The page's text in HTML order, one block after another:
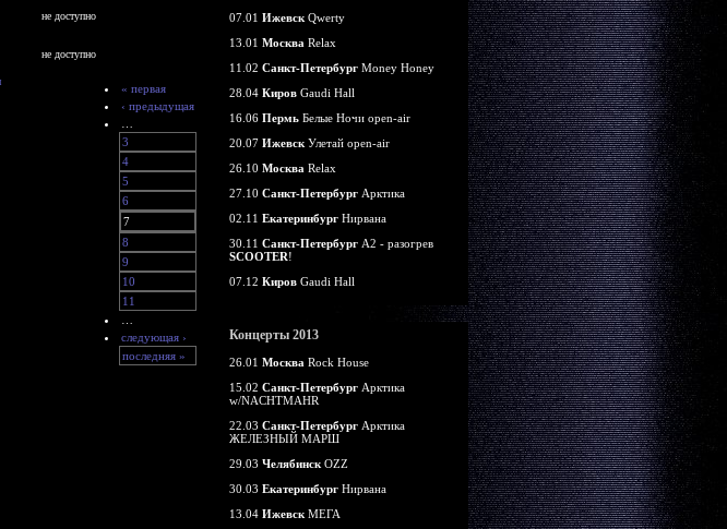
не доступно
не доступно
« первая
‹ предыдущая
3
4
5
6
7
8
9
10
11
следующая ›
последняя »
07.01 Ижевск Qwerty
13.01 Москва Relax
11.02 Санкт-Петербург Money Honey
28.04 Киров Gaudi Hall
16.06 Пермь Белые Ночи open-air
20.07 Ижевск Улетай open-air
26.10 Москва Relax
27.10 Санкт-Петербург Арктика
02.11 Екатеринбург Нирвана
30.11 Санкт-Петербург А2 - разогрев
SCOOTER!
07.12 Киров Gaudi Hall
Концерты 2013
26.01 Москва Rock House
15.02 Санкт-Петербург Арктика
w/NACHTMAHR
22.03 Санкт-Петербург Арктика
ЖЕЛЕЗНЫЙ МАРШ
29.03 Челябинск OZZ
30.03 Екатеринбург Нирвана
13.04 Ижевск МЕГА